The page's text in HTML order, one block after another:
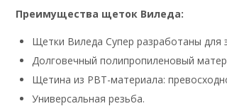
Преимущества щеток Виледа:
Щетки Виледа Супер разработаны для
Долговечный полипропиленовый
Щетина из PBT-материала:
Универсальная резьба.